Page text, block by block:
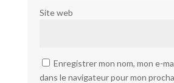
Site web
Enregistrer mon nom, mon e-
dans le navigateur pour mon